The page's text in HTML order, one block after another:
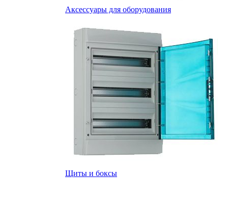
Аксессуары для оборудования
Щиты и боксы